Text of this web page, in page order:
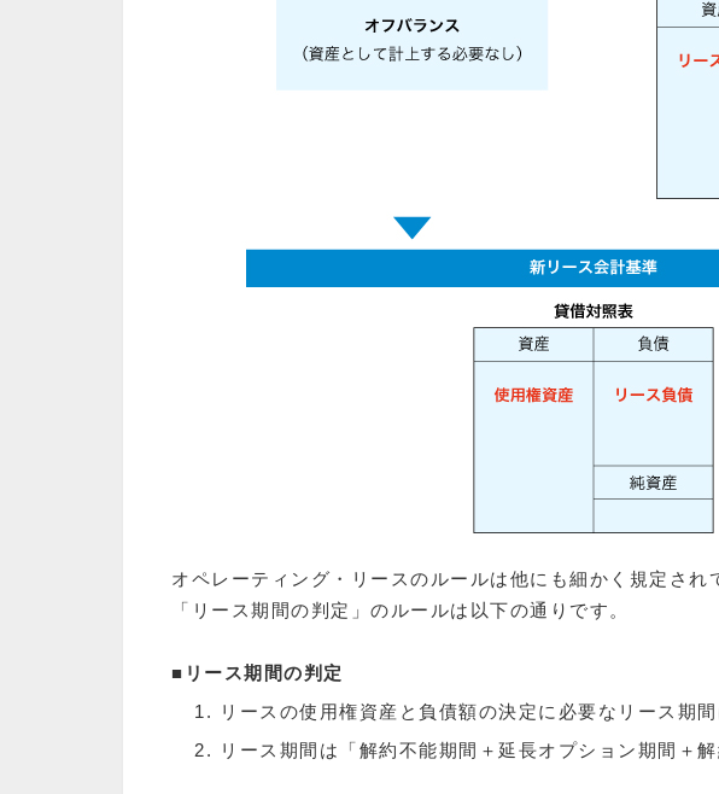
オペレーティング・リースのルールは他にも細かく規定され
「リース期間の判定」のルールは以下の通りです。
■リース期間の判定
リースの使用権資産と負債額の決定に必要なリース期
リース期間は「解約不能期間＋延長オプション期間＋